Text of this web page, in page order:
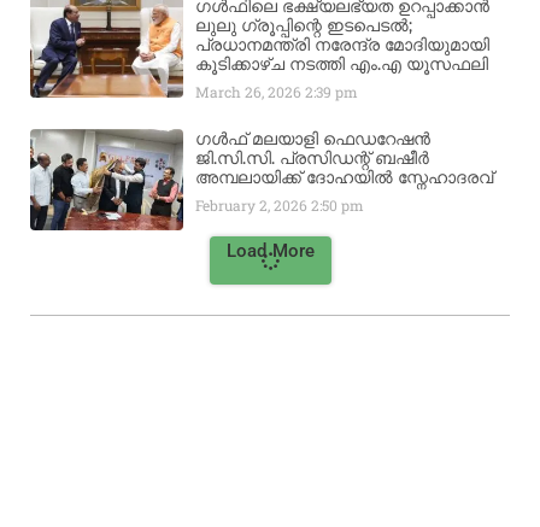
ഗൾഫിലെ ഭക്ഷ്യലഭ്യത ഉറപ്പാക്കാൻ
ലുലു ഗ്രൂപ്പിന്റെ ഇടപെടൽ;
പ്രധാനമന്ത്രി നരേന്ദ്ര മോദിയുമായി
കൂടിക്കാഴ്ച നടത്തി എം.എ യൂസഫലി
March 26, 20262:39 pm
ഗൾഫ് മലയാളി ഫെഡറേഷൻ
ജി.സി.സി. പ്രസിഡന്റ് ബഷീർ
അമ്പലായിക്ക് ദോഹയിൽ സ്നേഹാദരവ്
February 2, 20262:50 pm
Load More